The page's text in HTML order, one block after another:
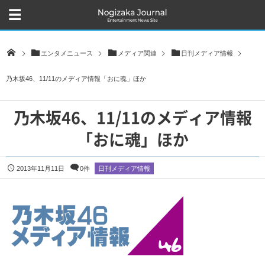
エンタメニュース メディア関連 日刊メディア情報
乃木坂46、11/11のメディア情報「おに魂」ほか
乃木坂46、11/11のメディア情報
「おに魂」ほか
2013年11月11日 0件 日刊メディア情報